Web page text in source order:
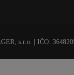
s.r.o. | IČO: